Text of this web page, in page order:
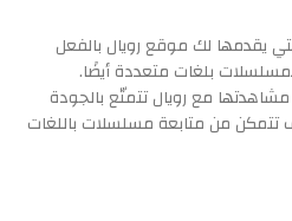
يقدمها لك موقع رويال بالفعل
بلغات متعددة أيضًا.
مع رويال تتمتّع بالجودة
تتمكن من متابعة مسلسلات باللغات